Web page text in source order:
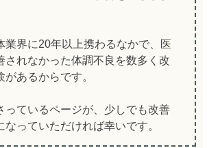
業界に20年以上携わるなかで、医
されなかった体調不良を数多く改
あるからです。
っているページが、少しでも改善
なっていただければ幸いです。